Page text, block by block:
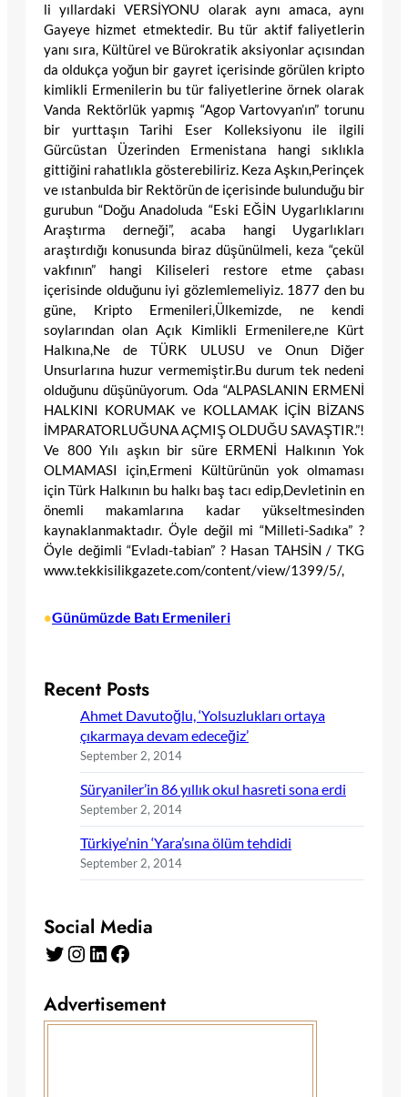
li yıllardaki VERSİYONU olarak aynı amaca, aynı
Gayeye hizmet etmektedir. Bu tür aktif faliyetlerin
yanı sıra, Kültürel ve Bürokratik aksiyonlar açısından
da oldukça yoğun bir gayret içerisinde görülen kripto
kimlikli Ermenilerin bu tür faliyetlerine örnek olarak
Vanda Rektörlük yapmış “Agop Vartovyan’ın” torunu
bir yurttaşın Tarihi Eser Kolleksiyonu ile ilgili
Gürcüstan Üzerinden Ermenistana hangi sıklıkla
gittiğini rahatlıkla gösterebiliriz. Keza Aşkın,Perinçek
ve ıstanbulda bir Rektörün de içerisinde bulunduğu bir
gurubun “Doğu Anadoluda “Eski EĞİN Uygarlıklarını
Araştırma derneği”, acaba hangi Uygarlıkları
araştırdığı konusunda biraz düşünülmeli, keza “çekül
vakfının” hangi Kiliseleri restore etme çabası
içerisinde olduğunu iyi gözlemlemeliyiz. 1877 den bu
güne, Kripto Ermenileri,Ülkemizde, ne kendi
soylarından olan Açık Kimlikli Ermenilere,ne Kürt
Halkına,Ne de TÜRK ULUSU ve Onun Diğer
Unsurlarına huzur vermemiştir.Bu durum tek nedeni
olduğunu düşünüyorum. Oda “ALPASLANIN ERMENİ
HALKINI KORUMAK ve KOLLAMAK İÇİN BİZANS
İMPARATORLUĞUNA AÇMIŞ OLDUĞU SAVAŞTIR.”!
Ve 800 Yılı aşkın bir süre ERMENİ Halkının Yok
OLMAMASI için,Ermeni Kültürünün yok olmaması
için Türk Halkının bu halkı baş tacı edip,Devletinin en
önemli makamlarına kadar yükseltmesinden
kaynaklanmaktadır. Öyle değil mi “Milleti-Sadıka” ?
Öyle değimli “Evladı-tabian” ? Hasan TAHSİN / TKG
www.tekkisilikgazete.com/content/view/1399/5/,
•Günümüzde Batı Ermenileri
Recent Posts
Ahmet Davutoğlu, ‘Yolsuzlukları ortaya
çıkarmaya devam edeceğiz’
September 2, 2014
Süryaniler’in 86 yıllık okul hasreti sona erdi
September 2, 2014
Türkiye’nin ‘Yara’sına ölüm tehdidi
September 2, 2014
Social Media
Twitter Instagram LinkedIn Facebook
Advertisement